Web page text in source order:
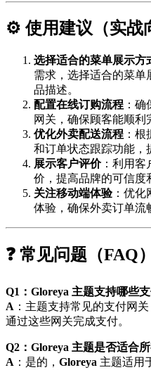
⚙️ 使用建议（实战
选择适合的菜单展示方
需求，选择适合的菜单
品描述。
配置在线订购流程 ：
网关，确保顾客能顺利
优化外卖配送流程 ：
和订单状态跟踪功能，
展示客户评价：利用客
价，提高品牌的可信度
关注移动端体验：优化
体验，确保外卖订单流
❓ 常见问题（FAQ）
Q1：Gloreya 主题支持哪些
A ：主题支持常见的支付网
通过这些网关完成支付。
Q2：Gloreya 主题是否适合
A ：是的， Gloreya 主题适用